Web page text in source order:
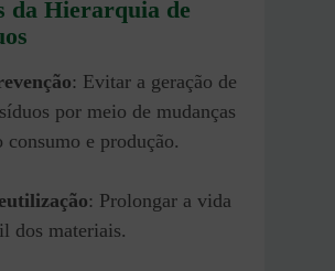
da Hierarquia de
: Evitar a geração de
por meio de mudanças
consumo e produção.
: Prolongar a vida
dos materiais.